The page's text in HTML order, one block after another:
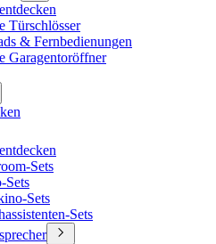
Türschlösser
& Fernbedienungen
Garagentoröffner
Sets
Sets
Sets
Sets